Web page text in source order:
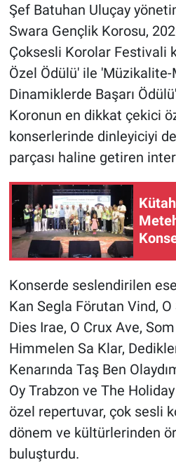
Şef Batuhan Uluçay
Swara Gençlik Korosu,
Çoksesli Korolar Festivali
Özel Ödülü' ile
Dinamiklerde Başarı
Koronun en dikkat çekici
konserlerinde dinleyiciyi
parçası haline getiren
Konserde seslendirilen
Kan Segla Förutan Vind,
Dies Irae, O Crux Ave,
Himmelen Sa Klar,
Kenarında Taş Ben
Oy Trabzon ve The
özel repertuvar, çok sesli
dönem ve kültürlerinden
buluşturdu.